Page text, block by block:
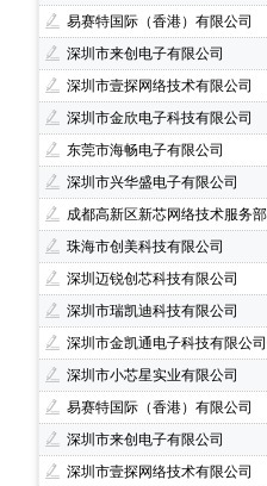
SOC(赛元微)(1)
Anlogic(安路科技)(1)
SHOU HAN(首韩)(1)
易赛特国际（香港）有限公司
深圳市来创电子有限公司
深圳市壹探网络技术有限公司
深圳市金欣电子科技有限公司
东莞市海畅电子有限公司
深圳市兴华盛电子有限公司
成都高新区新芯网络技术服务部
珠海市创美科技有限公司
深圳迈锐创芯科技有限公司
深圳市瑞凯迪科技有限公司
深圳市金凯通电子科技有限公
深圳市小芯星实业有限公司
易赛特国际（香港）有限公司
深圳市来创电子有限公司
深圳市壹探网络技术有限公司